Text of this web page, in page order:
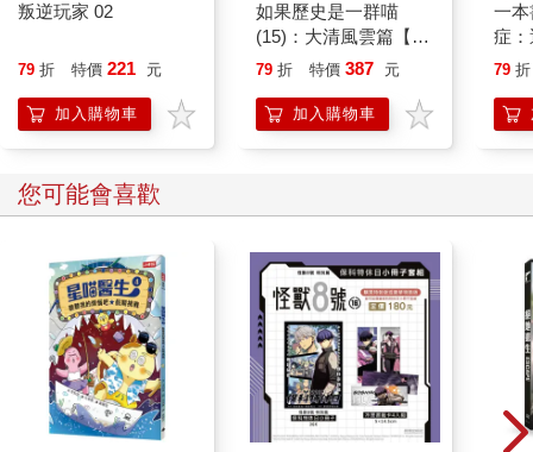
叛逆玩家 02
79 折 特價 221 元
加入購物車
如果歷史是一群喵
(15)：大清風雲篇【萌
貓漫畫學歷史】
79 折 特價 387 元
加入購物車
一
症
開
的
79 折
您可能會喜歡